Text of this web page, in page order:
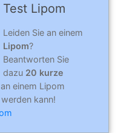
Test Lipom
Leiden Sie an einem
Lipom?
Beantworten Sie
dazu 20 kurze
einem Lipom
kann!